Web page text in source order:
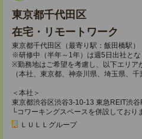
東京都千代田区
在宅・リモートワーク
東京都千代田区（最寄り駅：飯田橋駅）
※研修中（半年～1年）は週5日出社とな
※勤務地はご希望を考慮し、以下エリア
（本社、東京都、神奈川県、埼玉県、千
＜本社＞
東京都渋谷区渋谷3-10-13 東急REIT渋谷
└コワーキングスペースを併設しており
ＬＵＬＬグループ